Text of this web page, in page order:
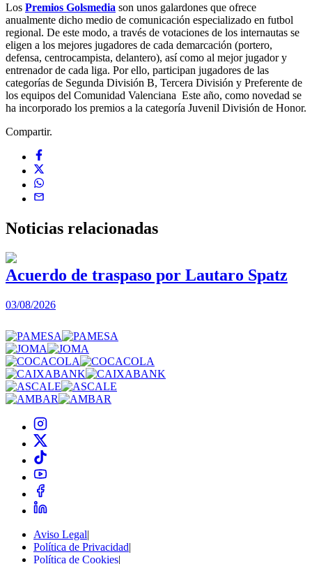
Los Premios Golsmedia son unos galardones que ofrece
anualmente dicho medio de comunicación especializado en futbol
regional. De este modo, a través de votaciones de los internautas se
eligen a los mejores jugadores de cada demarcación (portero,
defensa, centrocampista, delantero), así como al mejor jugador y
entrenador de cada liga. Por ello, participan jugadores de las
categorías de Segunda División B, Tercera División y Preferente de
los equipos del Comunidad Valenciana Este año, como novedad se
ha incorporado los premios a la categoría Juvenil División de Honor.
Compartir.
Noticias relacionadas
Acuerdo de traspaso por Lautaro Spatz
03/08/2026
Aviso Legal|
Política de Privacidad|
Política de Cookies|